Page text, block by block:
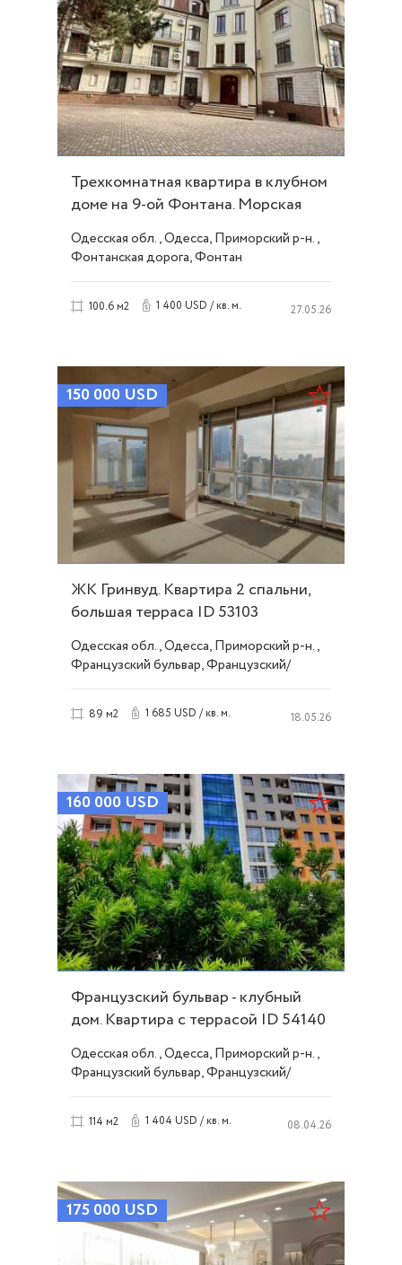
Трехкомнатная квартира в клубном
доме на 9-ой Фонтана. Морская
сторона ID 21586
Одесская обл., Одесса, Приморский р-н.,
Фонтанская дорога, Фонтан
100.6 м2 1 400 USD / кв. м. 27.05.26
150 000 USD
ЖК Гринвуд. Квартира 2 спальни,
большая терраса ID 53103
Одесская обл., Одесса, Приморский р-н.,
Французский бульвар, Французский/
89 м2 1 685 USD / кв. м. 18.05.26
160 000 USD
Французский бульвар - клубный
дом. Квартира с террасой ID 54140
Одесская обл., Одесса, Приморский р-н.,
Французский бульвар, Французский/
114 м2 1 404 USD / кв. м. 08.04.26
175 000 USD